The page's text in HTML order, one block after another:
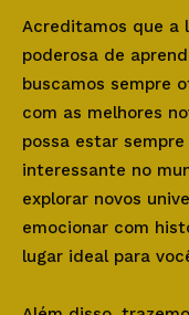
Acreditamos que a
poderosa de
buscamos sempre
com as melhores
possa estar
interessante no
explorar novos
emocionar com
lugar ideal para